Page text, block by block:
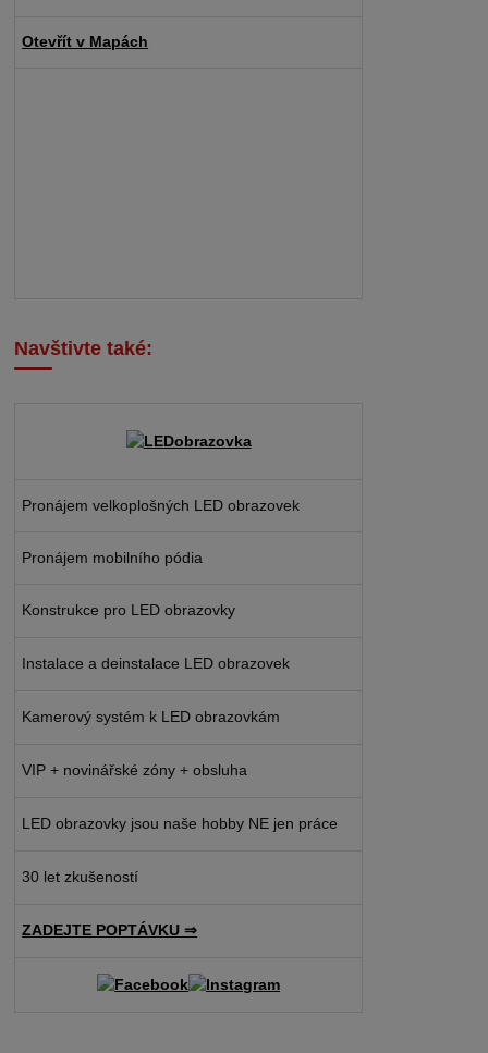
Otevřít v Mapách
Navštivte také:
Pronájem velkoplošných LED obrazovek
Pronájem mobilního pódia
Konstrukce pro LED obrazovky
Instalace a deinstalace LED obrazovek
Kamerový systém k LED obrazovkám
VIP + novinářské zóny + obsluha
LED obrazovky jsou naše hobby NE jen práce
30 let zkušeností
ZADEJTE POPTÁVKU ⇒